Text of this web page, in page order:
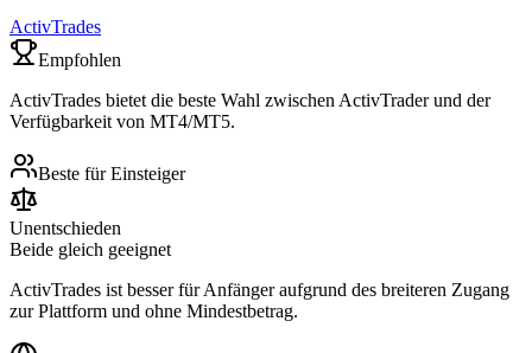
ActivTrades
Empfohlen
ActivTrades bietet die beste Wahl zwischen ActivTrader und der
Verfügbarkeit von MT4/MT5.
Beste für Einsteiger
Unentschieden
Beide gleich geeignet
ActivTrades ist besser für Anfänger aufgrund des breiteren Zugang
zur Plattform und ohne Mindestbetrag.